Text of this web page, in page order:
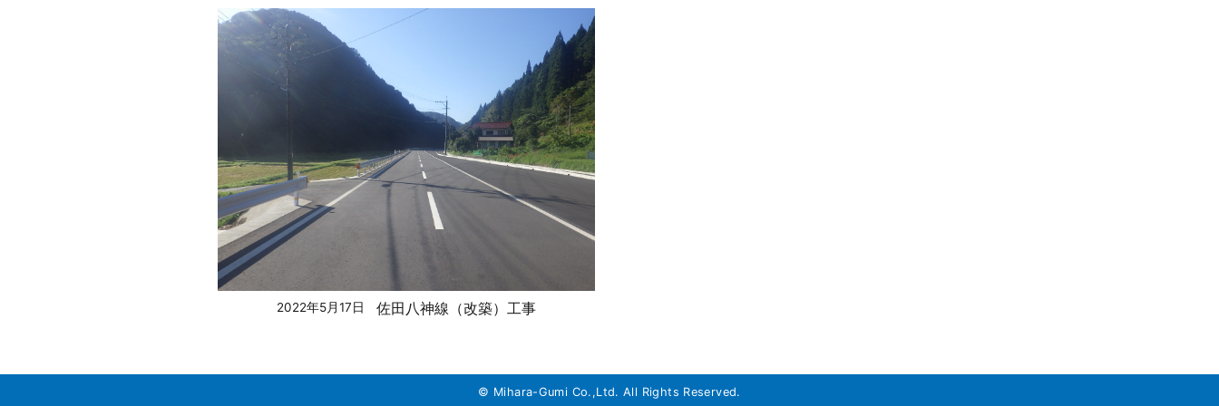
2022年5月17日 佐田八神線（改築）工事
© Mihara-Gumi Co.,Ltd. All Rights Reserved.